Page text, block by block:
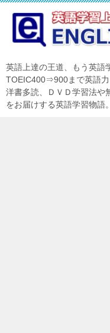
英語上達の王道、もう英語
TOEIC400⇒900まで英語力
洋書多読、ＤＶＤ学習法や
をお届けする英語学習物語。